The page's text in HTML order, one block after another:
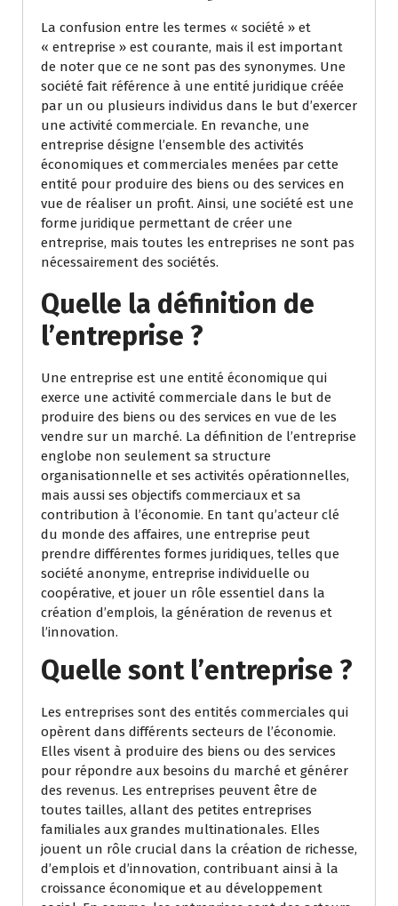
La confusion entre les termes « société » et
« entreprise » est courante, mais il est important
de noter que ce ne sont pas des synonymes. Une
société fait référence à une entité juridique créée
par un ou plusieurs individus dans le but d’exercer
une activité commerciale. En revanche, une
entreprise désigne l’ensemble des activités
économiques et commerciales menées par cette
entité pour produire des biens ou des services en
vue de réaliser un profit. Ainsi, une société est une
forme juridique permettant de créer une
entreprise, mais toutes les entreprises ne sont pas
nécessairement des sociétés.
Quelle la définition de
l’entreprise ?
Une entreprise est une entité économique qui
exerce une activité commerciale dans le but de
produire des biens ou des services en vue de les
vendre sur un marché. La définition de l’entreprise
englobe non seulement sa structure
organisationnelle et ses activités opérationnelles,
mais aussi ses objectifs commerciaux et sa
contribution à l’économie. En tant qu’acteur clé
du monde des affaires, une entreprise peut
prendre différentes formes juridiques, telles que
société anonyme, entreprise individuelle ou
coopérative, et jouer un rôle essentiel dans la
création d’emplois, la génération de revenus et
l’innovation.
Quelle sont l’entreprise ?
Les entreprises sont des entités commerciales qui
opèrent dans différents secteurs de l’économie.
Elles visent à produire des biens ou des services
pour répondre aux besoins du marché et générer
des revenus. Les entreprises peuvent être de
toutes tailles, allant des petites entreprises
familiales aux grandes multinationales. Elles
jouent un rôle crucial dans la création de richesse,
d’emplois et d’innovation, contribuant ainsi à la
croissance économique et au développement